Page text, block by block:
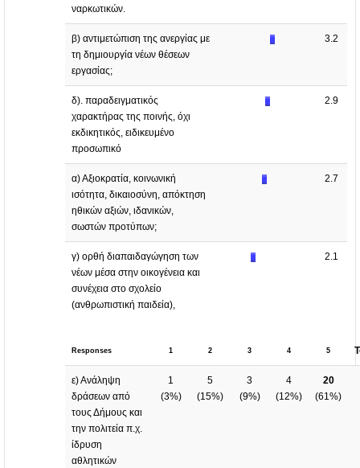
ναρκωτικών.
β) αντιμετώπιση της ανεργίας με
τη δημιουργία νέων θέσεων
εργασίας;
3.2
δ). παραδειγματικός
χαρακτήρας της ποινής, όχι
εκδικητικός, ειδικευμένο
προσωπικό
2.9
α) Αξιοκρατία, κοινωνική
ισότητα, δικαιοσύνη, απόκτηση
ηθικών αξιών, ιδανικών,
σωστών προτύπων;
2.7
γ) ορθή διαπαιδαγώγηση των
νέων μέσα στην οικογένεια και
συνέχεια στο σχολείο
(ανθρωπιστική παιδεία),
2.1
Responses 1 2 3 4 5
ε) Ανάληψη
δράσεων από
τους Δήμους και
την πολιτεία π.χ.
ίδρυση
αθλητικών
1
(3%)
5
(15%)
3
(9%)
4
(12%)
20
(61%)